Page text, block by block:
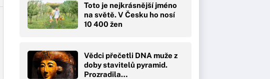
Toto je nejkrásnější jméno
na světě. V Česku ho nosí
10 400 žen
Vědci přečetli DNA muže z
doby stavitelů pyramid.
Prozradila…